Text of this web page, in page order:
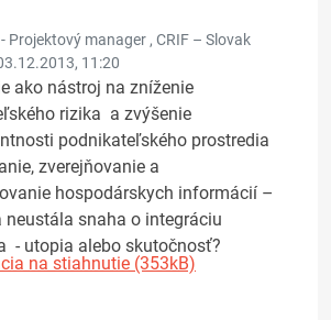
Projektový manager , CRIF – Slovak
11:20
ako nástroj na zníženie
rizika a zvýšenie
podnikateľského prostredia
zverejňovanie a
hospodárskych informácií –
neustála snaha o integráciu
- utopia alebo skutočnosť?
na stiahnutie (353kB)